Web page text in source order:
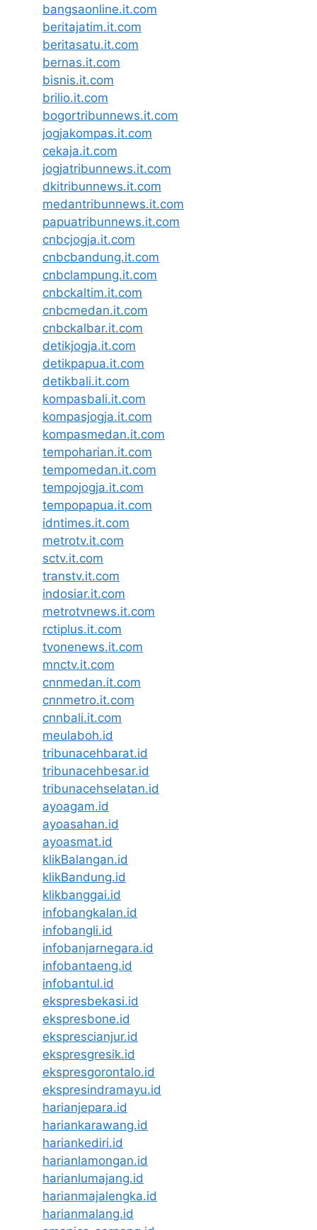
bangsaonline.it.com
beritajatim.it.com
beritasatu.it.com
bernas.it.com
bisnis.it.com
brilio.it.com
bogortribunnews.it.com
jogjakompas.it.com
cekaja.it.com
jogjatribunnews.it.com
dkitribunnews.it.com
medantribunnews.it.com
papuatribunnews.it.com
cnbcjogja.it.com
cnbcbandung.it.com
cnbclampung.it.com
cnbckaltim.it.com
cnbcmedan.it.com
cnbckalbar.it.com
detikjogja.it.com
detikpapua.it.com
detikbali.it.com
kompasbali.it.com
kompasjogja.it.com
kompasmedan.it.com
tempoharian.it.com
tempomedan.it.com
tempojogja.it.com
tempopapua.it.com
idntimes.it.com
metrotv.it.com
sctv.it.com
transtv.it.com
indosiar.it.com
metrotvnews.it.com
rctiplus.it.com
tvonenews.it.com
mnctv.it.com
cnnmedan.it.com
cnnmetro.it.com
cnnbali.it.com
meulaboh.id
tribunacehbarat.id
tribunacehbesar.id
tribunacehselatan.id
ayoagam.id
ayoasahan.id
ayoasmat.id
klikBalangan.id
klikBandung.id
klikbanggai.id
infobangkalan.id
infobangli.id
infobanjarnegara.id
infobantaeng.id
infobantul.id
ekspresbekasi.id
ekspresbone.id
eksprescianjur.id
ekspresgresik.id
ekspresgorontalo.id
ekspresindramayu.id
harianjepara.id
hariankarawang.id
hariankediri.id
harianlamongan.id
harianlumajang.id
harianmajalengka.id
harianmalang.id